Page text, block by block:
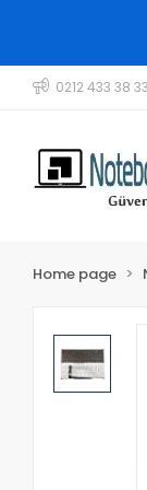
0212 433 38 33
Home page